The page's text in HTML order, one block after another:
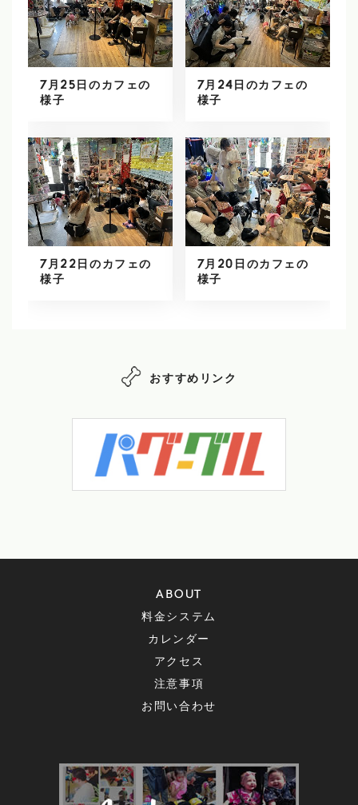
7月25日のカフェの
様子
7月24日のカフェの
様子
7月22日のカフェの
様子
7月20日のカフェの
様子
おすすめリンク
ABOUT
料金システム
カレンダー
アクセス
注意事項
お問い合わせ